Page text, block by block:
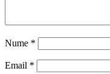
Nume *
Email *